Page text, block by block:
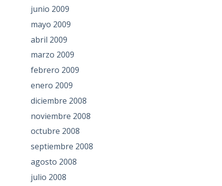
junio 2009
mayo 2009
abril 2009
marzo 2009
febrero 2009
enero 2009
diciembre 2008
noviembre 2008
octubre 2008
septiembre 2008
agosto 2008
julio 2008